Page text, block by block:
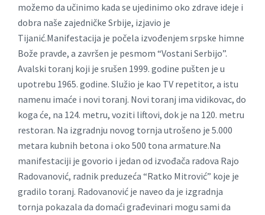
možemo da učinimo kada se ujedinimo oko zdrave ideje i
dobra naše zajedničke Srbije, izjavio je
Tijanić.Manifestacija je počela izvođenjem srpske himne
Bože pravde, a završen je pesmom “Vostani Serbijo”.
Avalski toranj koji je srušen 1999. godine pušten je u
upotrebu 1965. godine. Služio je kao TV repetitor, a istu
namenu imaće i novi toranj. Novi toranj ima vidikovac, do
koga će, na 124. metru, voziti liftovi, dok je na 120. metru
restoran. Na izgradnju novog tornja utrošeno je 5.000
metara kubnih betona i oko 500 tona armature.Na
manifestaciji je govorio i jedan od izvođača radova Rajo
Radovanović, radnik preduzeća “Ratko Mitrović” koje je
gradilo toranj. Radovanović je naveo da je izgradnja
tornja pokazala da domaći građevinari mogu sami da